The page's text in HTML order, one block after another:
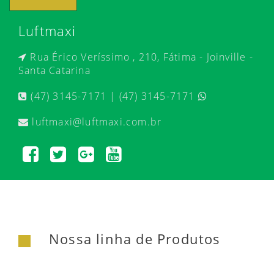
Luftmaxi
Rua Érico Veríssimo , 210, Fátima - Joinville -
Santa Catarina
(47) 3145-7171 | (47) 3145-7171
luftmaxi@luftmaxi.com.br
Nossa linha de Produtos